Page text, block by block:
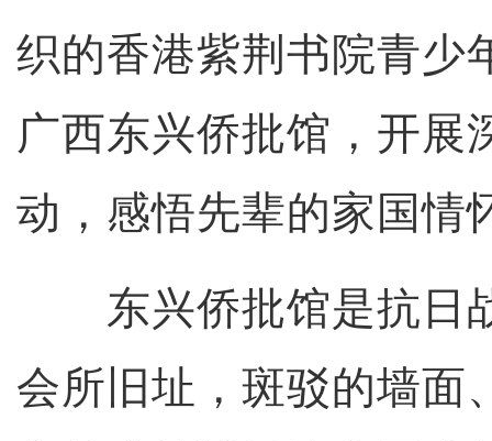
织的香港紫荆书院青少
广西东兴侨批馆，开展
动，感悟先辈的家国情
东兴侨批馆是抗日
会所旧址，斑驳的墙面